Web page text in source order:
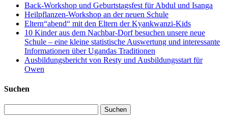
Back-Workshop und Geburtstagsfest für Abdul und Isanga
Heilpflanzen-Workshop an der neuen Schule
Eltern“abend“ mit den Eltern der Kyankwanzi-Kids
10 Kinder aus dem Nachbar-Dorf besuchen unsere neue
Schule – eine kleine statistische Auswertung und interessante
Informationen über Ugandas Traditionen
Ausbildungsbericht von Resty und Ausbildungsstart für
Owen
Suchen
nach: